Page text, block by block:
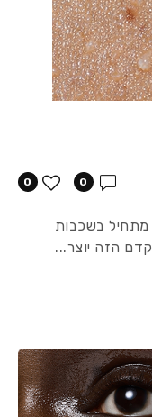
0 0
מתחיל בשכבות
הזה יוצר...